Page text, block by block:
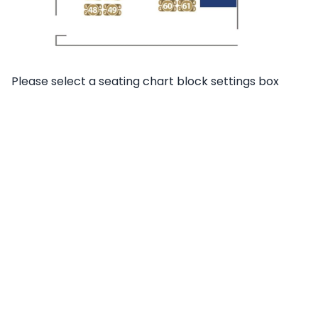
Please select a seating chart block settings box